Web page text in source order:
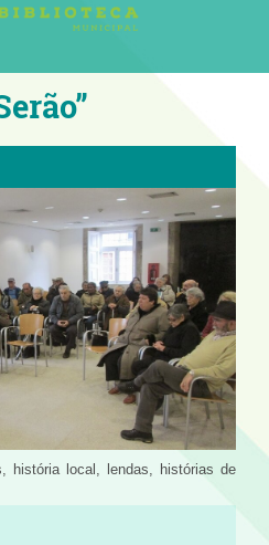
história local, lendas, histórias de